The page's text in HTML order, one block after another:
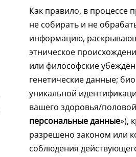
Как правило, в процессе
не собирать и не
информацию,
этническое
или философские
генетические данные;
уникальной
вашего здоровья/
персональные данные»),
разрешено законом или
соблюдения